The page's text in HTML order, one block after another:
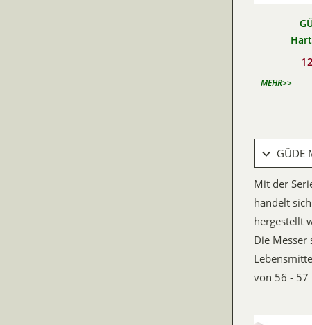
MEHR>>
GÜDE
Mit der
handelt
hergestellt
Die
von 56 - 57